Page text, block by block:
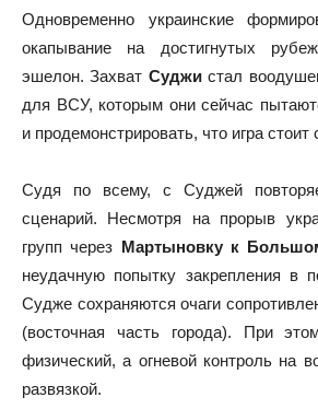
Одновременно украинские
окапывание на достигнутых
эшелон. Захват Суджистал
для ВСУ, которым они сейчас
и продемонстрировать, что игра стоит
Судя по всему, с Суджей
сценарий. Несмотря на прорыв
групп через Мартыновку к
неудачную попытку закрепления в
Судже сохраняются очаги
(восточная часть города). При
физический, а огневой контроль на
развязкой.